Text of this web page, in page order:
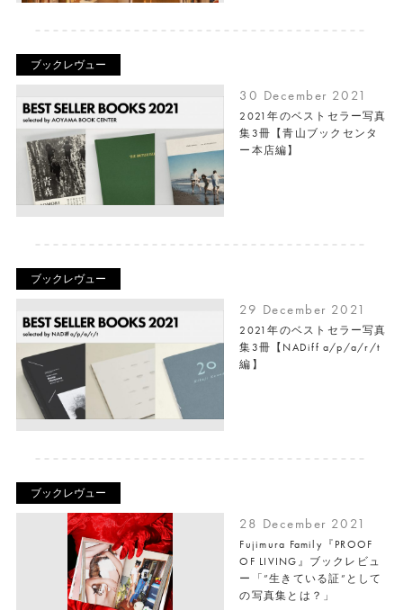
ブックレヴュー
30 December 2021
2021年のベストセラー写真
集3冊【青山ブックセンタ
ー本店編】
ブックレヴュー
29 December 2021
2021年のベストセラー写真
集3冊【NADiff a/p/a/r/t
編】
ブックレヴュー
28 December 2021
Fujimura Family『PROOF
OF LIVING』ブックレビュ
ー「”生きている証”として
の写真集とは？」